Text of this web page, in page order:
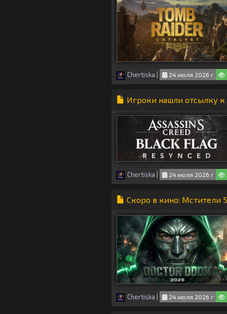
Chertiska 24 июля 2026 г
Игроки нашли отсылку к
Chertiska 24 июля 2026 г
Скоро в кино: Мстители
Chertiska 24 июля 2026 г